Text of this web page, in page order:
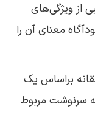
از ویژگی‌‌های
معنای آن را
براساس یک
سرنوشت مربوط